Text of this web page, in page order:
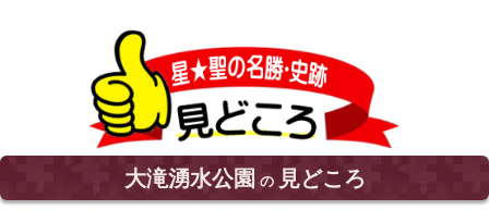
大滝湧水公園 の 見どころ